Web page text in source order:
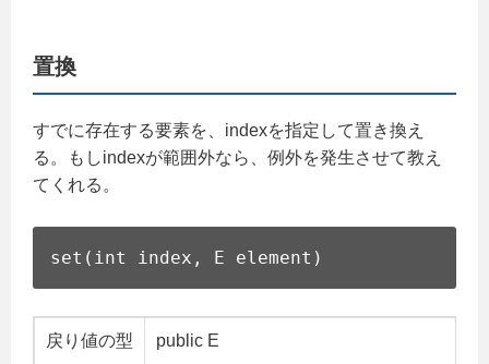
置換
すでに存在する要素を、indexを指定して置き換え
る。もしindexが範囲外なら、例外を発生させて教え
てくれる。
set(int index, E element)
戻り値の型 public E